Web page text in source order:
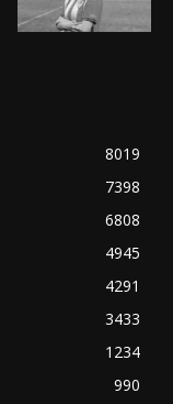
8019
7398
6808
4945
4291
3433
1234
990